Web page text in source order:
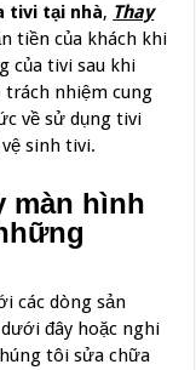
tivi tại nhà, Thay
tiền của khách khi
của tivi sau khi
trách nhiệm cung
về sử dụng tivi
sinh tivi.
màn hình
các dòng sản
đây hoặc nghi
tôi sửa chữa